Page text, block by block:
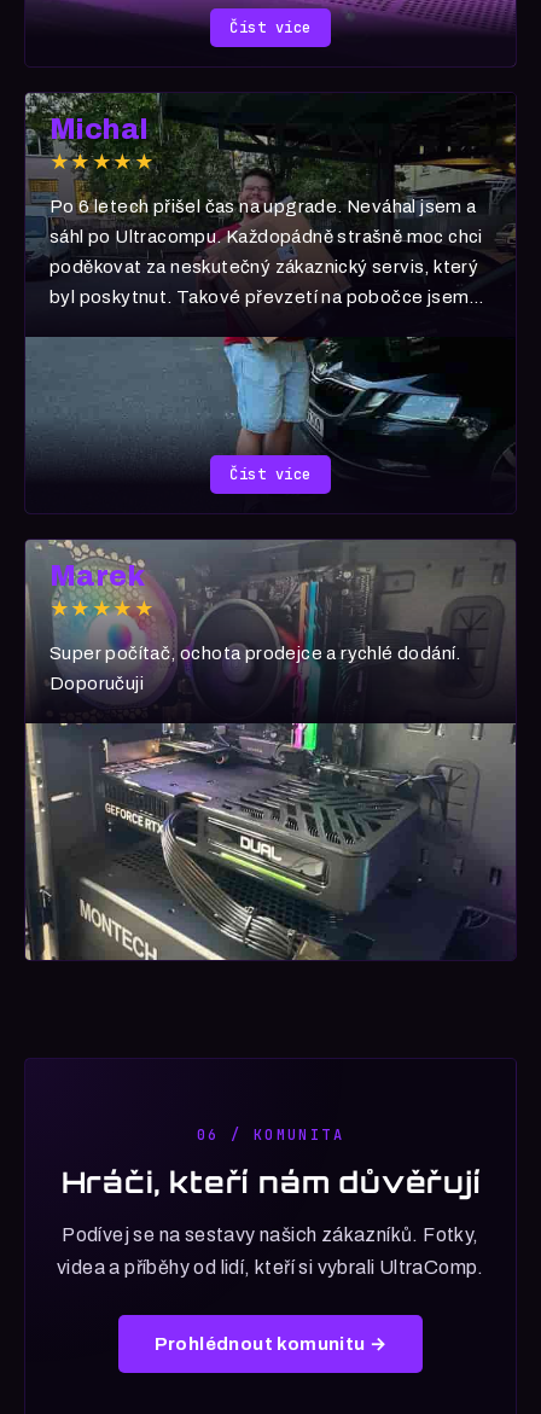
Číst více
Michal
★★★★★
Po 6 letech přišel čas na upgrade. Neváhal jsem a
sáhl po Ultracompu. Každopádně strašně moc chci
poděkovat za neskutečný zákaznický servis, který
byl poskytnut. Takové převzetí na pobočce jsem
Číst více
Marek
★★★★★
Super počítač, ochota prodejce a rychlé dodání.
Doporučuji
06 / KOMUNITA
Hráči, kteří nám důvěřují
Podívej se na sestavy našich zákazníků. Fotky,
videa a příběhy od lidí, kteří si vybrali UltraComp.
Prohlédnout komunitu →